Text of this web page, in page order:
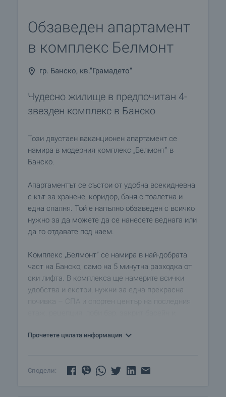
Обзаведен апартамент
в комплекс Белмонт
гр. Банско, кв."Грамадето"
Чудесно жилище в предпочитан 4-
звезден комплекс в Банско
Този двустаен ваканционен апартамент се
намира в модерния комплекс „Белмонт” в
Банско.
Апартаментът се състои от удобна всекидневна
с кът за хранене, коридор, баня с тоалетна и
една спалня. Той е напълно обзаведен с всичко
нужно за да можете да се нанесете веднага или
да го отдавате под наем.
Комплекс „Белмонт” се намира в най-добрата
част на Банско, само на 5 минутна разходка от
ски лифта. В комплекса ще намерите всички
удобства и екстри, нужни за една прекрасна
почивка – СПА и спортен център на последния
Прочетете цялата информация
Сподели: